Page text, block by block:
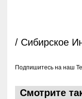
/ Сибирское
Подпишитесь на наш
Смотрите